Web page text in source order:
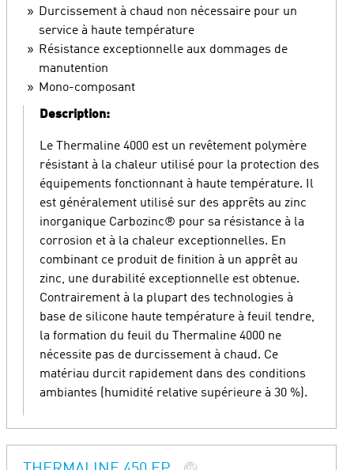
Durcissement à chaud non nécessaire pour un
service à haute température
Résistance exceptionnelle aux dommages de
manutention
Mono-composant
Description:
Le Thermaline 4000 est un revêtement polymère
résistant à la chaleur utilisé pour la protection des
équipements fonctionnant à haute température. Il
est généralement utilisé sur des apprêts au zinc
inorganique Carbozinc® pour sa résistance à la
corrosion et à la chaleur exceptionnelles. En
combinant ce produit de finition à un apprêt au
zinc, une durabilité exceptionnelle est obtenue.
Contrairement à la plupart des technologies à
base de silicone haute température à feuil tendre,
la formation du feuil du Thermaline 4000 ne
nécessite pas de durcissement à chaud. Ce
matériau durcit rapidement dans des conditions
ambiantes (humidité relative supérieure à 30 %).